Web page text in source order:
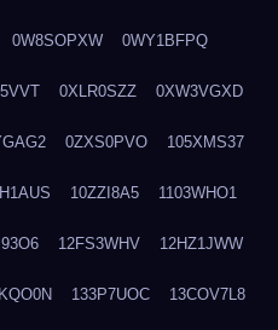
0W8SOPXW 0WY1BFPQ
0XLR0SZZ 0XW3VGXD
0ZXS0PVO 105XMS37
10ZZI8A5 1103WHO1
12FS3WHV 12HZ1JWW
133P7UOC 13COV7L8